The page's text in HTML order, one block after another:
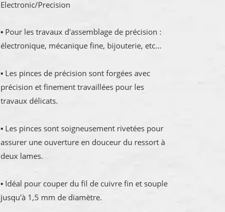
Electronic/Precision
▪ Pour les travaux d'assemblage de précision :
électronique, mécanique fine, bijouterie, etc...
▪ Les pinces de précision sont forgées avec
précision et finement travaillées pour les
travaux délicats.
▪ Les pinces sont soigneusement rivetées pour
assurer une ouverture en douceur du ressort à
deux lames.
▪ Idéal pour couper du fil de cuivre fin et souple
jusqu'à 1,5 mm de diamètre.